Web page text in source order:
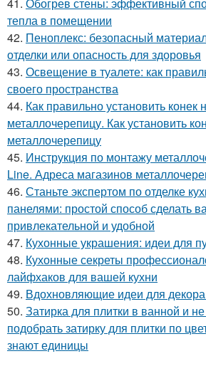
тепла в помещении
42. Пеноплекс: безопасный
отделки или опасность для здоровья
43. Освещение в туалете: как
своего пространства
44. Как правильно установить конек
металлочерепицу. Как установить
металлочерепицу
45. Инструкция по монтажу
Line. Адреса магазинов
46. Станьте экспертом по отделке
панелями: простой способ сделать
привлекательной и удобной
47. Кухонные украшения: идеи для
48. Кухонные секреты
лайфхаков для вашей кухни
49. Вдохновляющие идеи для декора
50. Затирка для плитки в ванной и
подобрать затирку для плитки по
знают единицы